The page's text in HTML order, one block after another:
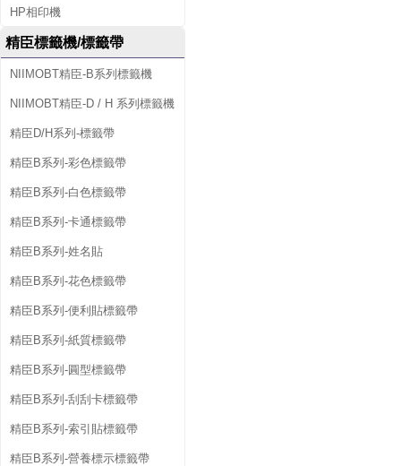
HP相印機
精臣標籤機/標籤帶
NIIMOBT精臣-B系列標籤機
NIIMOBT精臣-D / H 系列標籤機
精臣D/H系列-標籤帶
精臣B系列-彩色標籤帶
精臣B系列-白色標籤帶
精臣B系列-卡通標籤帶
精臣B系列-姓名貼
精臣B系列-花色標籤帶
精臣B系列-便利貼標籤帶
精臣B系列-紙質標籤帶
精臣B系列-圓型標籤帶
精臣B系列-刮刮卡標籤帶
精臣B系列-索引貼標籤帶
精臣B系列-營養標示標籤帶